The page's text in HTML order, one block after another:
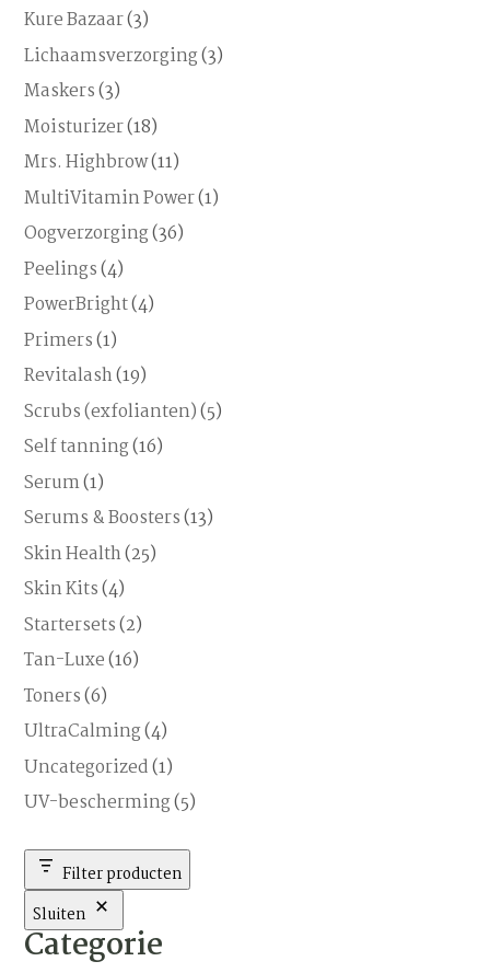
Kure Bazaar(3)
Lichaamsverzorging(3)
Maskers(3)
Moisturizer(18)
Mrs. Highbrow(11)
MultiVitamin Power(1)
Oogverzorging(36)
Peelings(4)
PowerBright(4)
Primers(1)
Revitalash(19)
Scrubs (exfolianten)(5)
Self tanning(16)
Serum(1)
Serums & Boosters(13)
Skin Health(25)
Skin Kits(4)
Startersets(2)
Tan-Luxe(16)
Toners(6)
UltraCalming(4)
Uncategorized(1)
UV-bescherming(5)
Filter producten
Sluiten
Categorie